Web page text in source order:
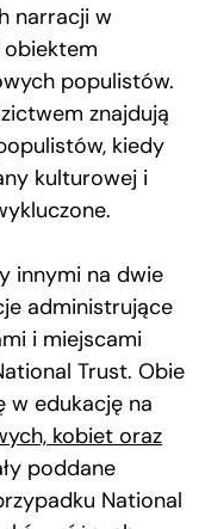
narracji w
obiektem
populistów.
znajdują
kiedy
kulturowej i
innymi na dwie
administrujące
i miejscami
Trust. Obie
w edukację na
kobiet oraz
poddane
National